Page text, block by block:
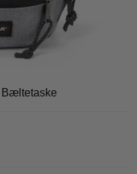
Bæltetaske